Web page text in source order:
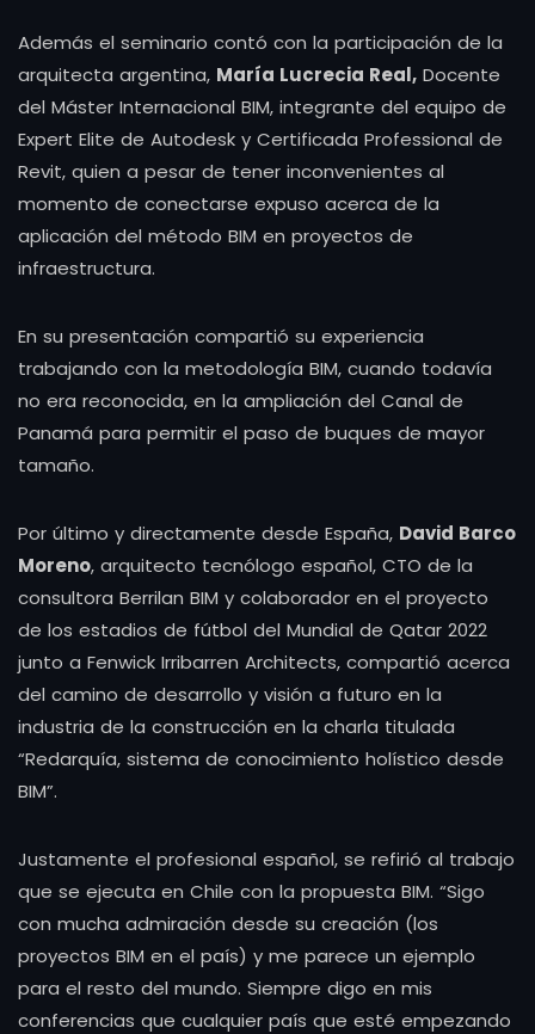
Además el seminario contó con la participación de la
arquitecta argentina, María Lucrecia Real, Docente
del Máster Internacional BIM, integrante del equipo de
Expert Elite de Autodesk y Certificada Professional de
Revit, quien a pesar de tener inconvenientes al
momento de conectarse expuso acerca de la
aplicación del método BIM en proyectos de
infraestructura.
En su presentación compartió su experiencia
trabajando con la metodología BIM, cuando todavía
no era reconocida, en la ampliación del Canal de
Panamá para permitir el paso de buques de mayor
tamaño.
Por último y directamente desde España, David Barco
Moreno, arquitecto tecnólogo español, CTO de la
consultora Berrilan BIM y colaborador en el proyecto
de los estadios de fútbol del Mundial de Qatar 2022
junto a Fenwick Irribarren Architects, compartió acerca
del camino de desarrollo y visión a futuro en la
industria de la construcción en la charla titulada
“Redarquía, sistema de conocimiento holístico desde
BIM”.
Justamente el profesional español, se refirió al trabajo
que se ejecuta en Chile con la propuesta BIM. “Sigo
con mucha admiración desde su creación (los
proyectos BIM en el país) y me parece un ejemplo
para el resto del mundo. Siempre digo en mis
conferencias que cualquier país que esté empezando